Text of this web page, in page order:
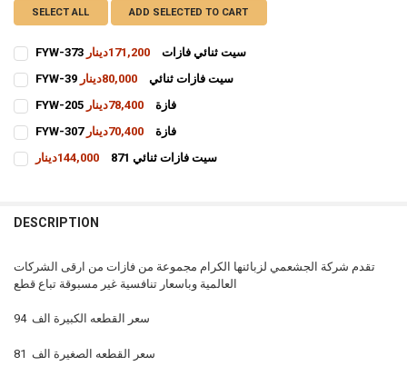
SELECT ALL ADD SELECTED TO CART
FYW-373 سيت ثنائي فازات
171,200دينار
CURRENT
STOCK:
QUANTITY:
FYW-39 سيت فازات ثنائي
80,000دينار
CURRENT
STOCK:
QUANTITY:
FYW-205 فازة
78,400دينار
CURRENT
STOCK:
QUANTITY:
FYW-307 فازة
70,400دينار
CURRENT
STOCK:
QUANTITY:
سيت فازات ثنائي 871
144,000دينار
DESCRIPTION
تقدم شركة الجشعمي لزبائنها الكرام مجموعة من فازات من ارقى الشركات
العالمية وباسعار تنافسية غير مسبوقة تباع قطع
94 سعر القطعه الكبيرة الف
81 سعر القطعه الصغيرة الف